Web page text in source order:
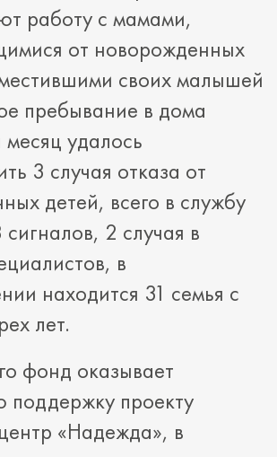
работу с мамами,
от новорожденных
своих малышей
пребывание в дома
удалось
3 случая отказа от
детей, всего в службу
сигналов, 2 случая в
в
находится 31 семья с
лет.
фонд оказывает
поддержку проекту
«Надежда», в